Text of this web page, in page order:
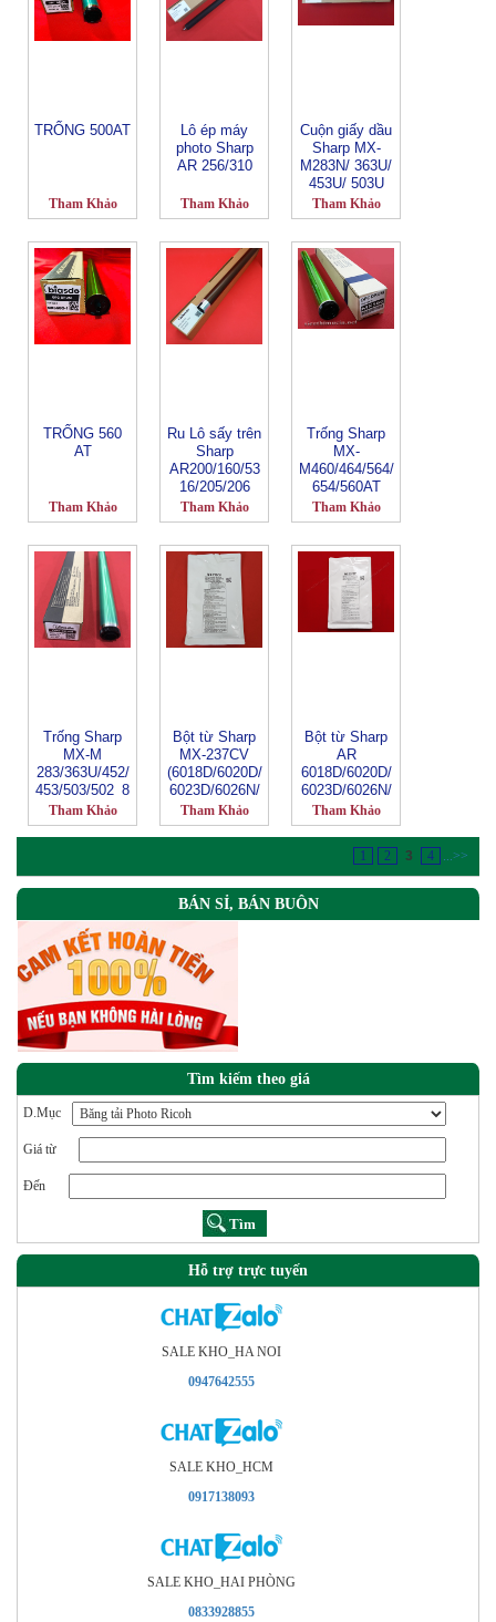
5115 | 5120 |
5620
TRỐNG 500AT
Tham Khảo
Lô ép máy
photo Sharp
AR 256/310
Tham Khảo
Cuộn giấy dầu
Sharp MX-
M283N/ 363U/
453U/ 503U
Tham Khảo
TRỐNG 560
AT
Tham Khảo
Ru Lô sấy trên
Sharp
AR200/160/53
16/205/206
Tham Khảo
Trống Sharp
MX-
M460/464/564/
654/560AT
Tham Khảo
Trống Sharp
MX-M
283/363U/452/
453/503/502_8
0.000 Bản
Chụp (Trống in
BIASDO_MX5
Tham Khảo
Bột từ Sharp
MX-237CV
(6018D/6020D/
6023D/6026N/
6031N)
Tham Khảo
Bột từ Sharp
AR
6018D/6020D/
6023D/6026N/
6031N-MX 237
Tham Khảo
1 2 3 4 ...>>
BÁN SỈ, BÁN BUÔN
Tìm kiếm theo giá
D.Mục
Giá từ
Đến
Hỗ trợ trực tuyến
SALE KHO_HA NOI
0947642555
SALE KHO_HCM
0917138093
SALE KHO_HAI PHÒNG
0833928855